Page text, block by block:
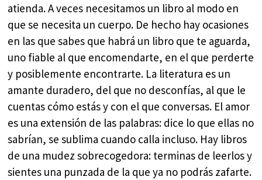
atienda. A veces necesitamos un libro al modo en
que se necesita un cuerpo. De hecho hay ocasiones
en las que sabes que habrá un libro que te aguarda,
uno fiable al que encomendarte, en el que perderte
y posiblemente encontrarte. La literatura es un
amante duradero, del que no desconfías, al que le
cuentas cómo estás y con el que conversas. El amor
es una extensión de las palabras: dice lo que ellas no
sabrían, se sublima cuando calla incluso. Hay libros
de una mudez sobrecogedora: terminas de leerlos y
sientes una punzada de la que ya no podrás zafarte.